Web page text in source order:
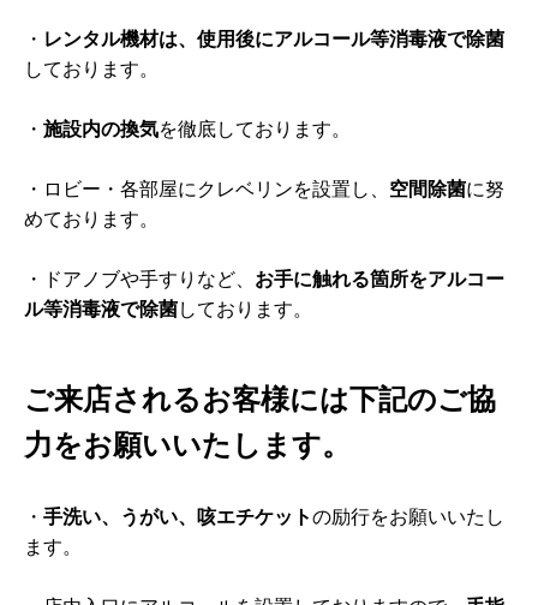
・ レンタル機材は、使用後にアルコール等消毒液で除菌
しております。
・ 施設内の換気を徹底しております。
・ロビー・各部屋にクレベリンを設置し、 空間除菌に努
めております。
・ドアノブや手すりなど、 お手に触れる箇所をアルコー
ル等消毒液で除菌しております。
ご来店されるお客様には下記のご協
力をお願いいたします。
・ 手洗い、うがい、咳エチケットの励行をお願いいたし
ます。